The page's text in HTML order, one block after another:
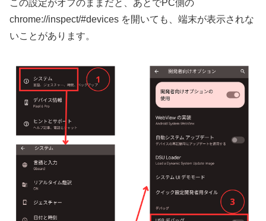
この設定がオフのままだと、あとでPC側の
chrome://inspect/#devices を開いても、端末が表示されな
いことがあります。